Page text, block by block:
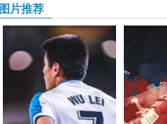
图片推荐